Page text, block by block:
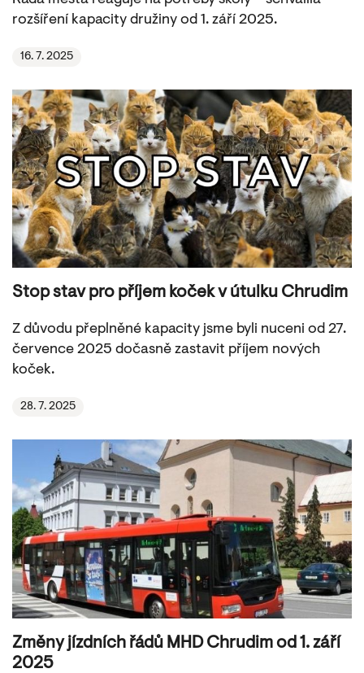
rozšíření kapacity družiny od 1. září 2025.
16. 7. 2025
Stop stav pro příjem koček v útulku Chrudim
Z důvodu přeplněné kapacity jsme byli nuceni od 27.
července 2025 dočasně zastavit příjem nových
koček.
28. 7. 2025
Změny jízdních řádů MHD Chrudim od 1. září
2025